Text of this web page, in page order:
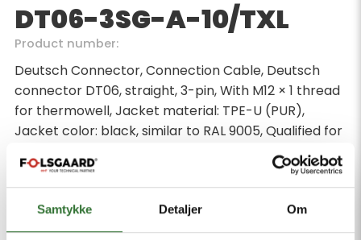
Samtykke Detaljer Om
DT06-3SG-A-10/TXL
Product number:
Deutsch Connector, Connection Cable, Deutsch
connector DT06, straight, 3-pin, With M12 × 1 thread
for thermowell, Jacket material: TPE-U (PUR),
Jacket color: black, similar to RAL 9005, Qualified for
drag chain use, Flame-retardant acc. to cULus
20549, Halogen-free acc. DIN VDE 0472 part 815,
Approval: cULus, RoHS-compliant, Protection
classes IP67/IP69K, Cable length 10 m